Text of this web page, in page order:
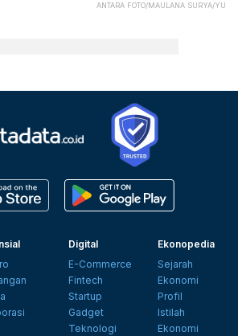
ANTARA FOTO/MAULANA SURYA/YU
Digital
E-Commerce
Fintech
Startup
Gadget
Teknologi
Ekonopedia
Sejarah
Ekonomi
Profil
Istilah
Ekonomi